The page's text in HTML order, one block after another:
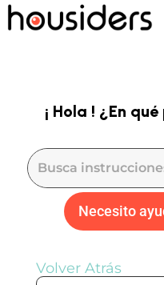
¡ Hola ! ¿En
Necesito
Volver Atrás